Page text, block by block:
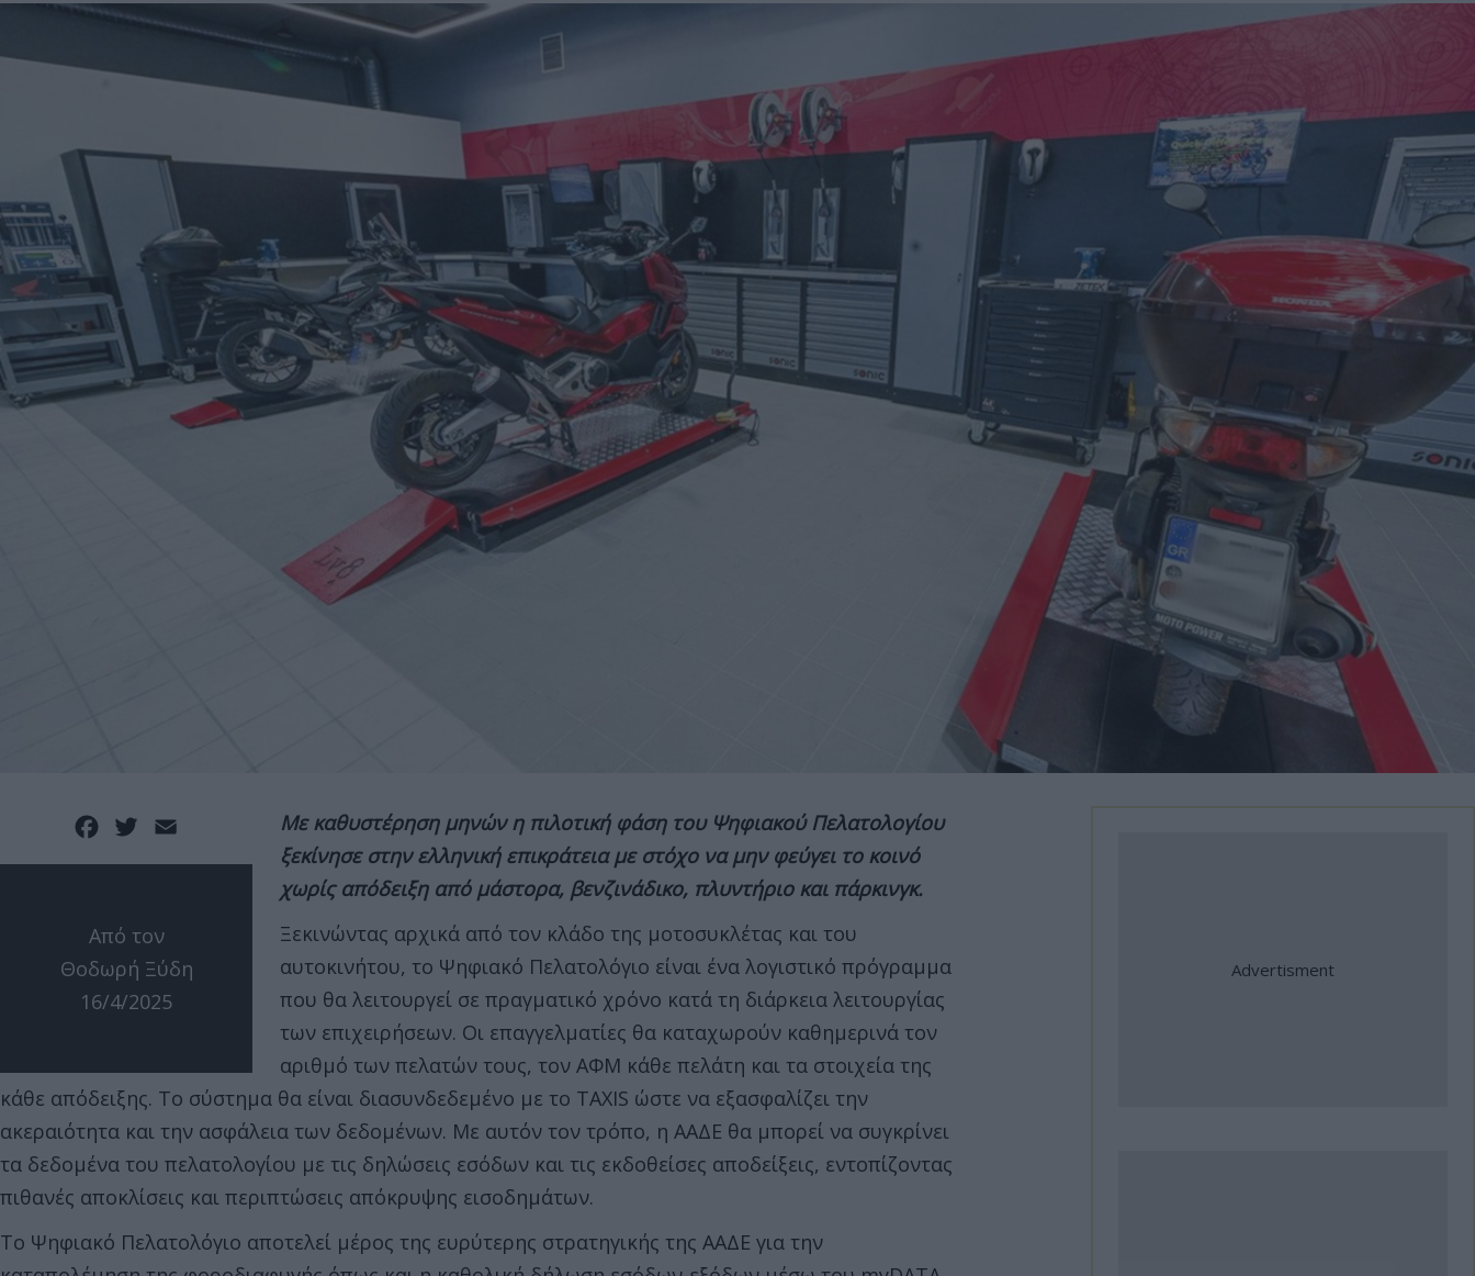
Facebook
Twitter
Από τον
Θοδωρή Ξύδη
16/4/2025
Με καθυστέρηση μηνών η πιλοτική φάση του Ψηφιακού Πελατολογίου
ξεκίνησε στην ελληνική επικράτεια με στόχο να μην φεύγει το κοινό
χωρίς απόδειξη από μάστορα, βενζινάδικο, πλυντήριο και πάρκινγκ.
Ξεκινώντας αρχικά από τον κλάδο της μοτοσυκλέτας και του
αυτοκινήτου, το Ψηφιακό Πελατολόγιο είναι ένα λογιστικό πρόγραμμα
που θα λειτουργεί σε πραγματικό χρόνο κατά τη διάρκεια λειτουργίας
των επιχειρήσεων. Οι επαγγελματίες θα καταχωρούν καθημερινά τον
αριθμό των πελατών τους, τον ΑΦΜ κάθε πελάτη και τα στοιχεία της
κάθε απόδειξης. Το σύστημα θα είναι διασυνδεδεμένο με το TAXIS ώστε να εξασφαλίζει την
ακεραιότητα και την ασφάλεια των δεδομένων. Με αυτόν τον τρόπο, η ΑΑΔΕ θα μπορεί να συγκρίνει
τα δεδομένα του πελατολογίου με τις δηλώσεις εσόδων και τις εκδοθείσες αποδείξεις, εντοπίζοντας
πιθανές αποκλίσεις και περιπτώσεις απόκρυψης εισοδημάτων.
Το Ψηφιακό Πελατολόγιο αποτελεί μέρος της ευρύτερης στρατηγικής της ΑΑΔΕ για την